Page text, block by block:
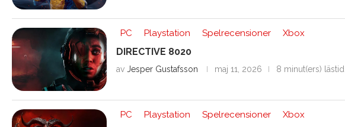
PC Playstation Spelrecensioner Xbox
DIRECTIVE 8020
av Jesper Gustafsson maj 11, 2026 8 minut(ers) lästid
PC Playstation Spelrecensioner Xbox